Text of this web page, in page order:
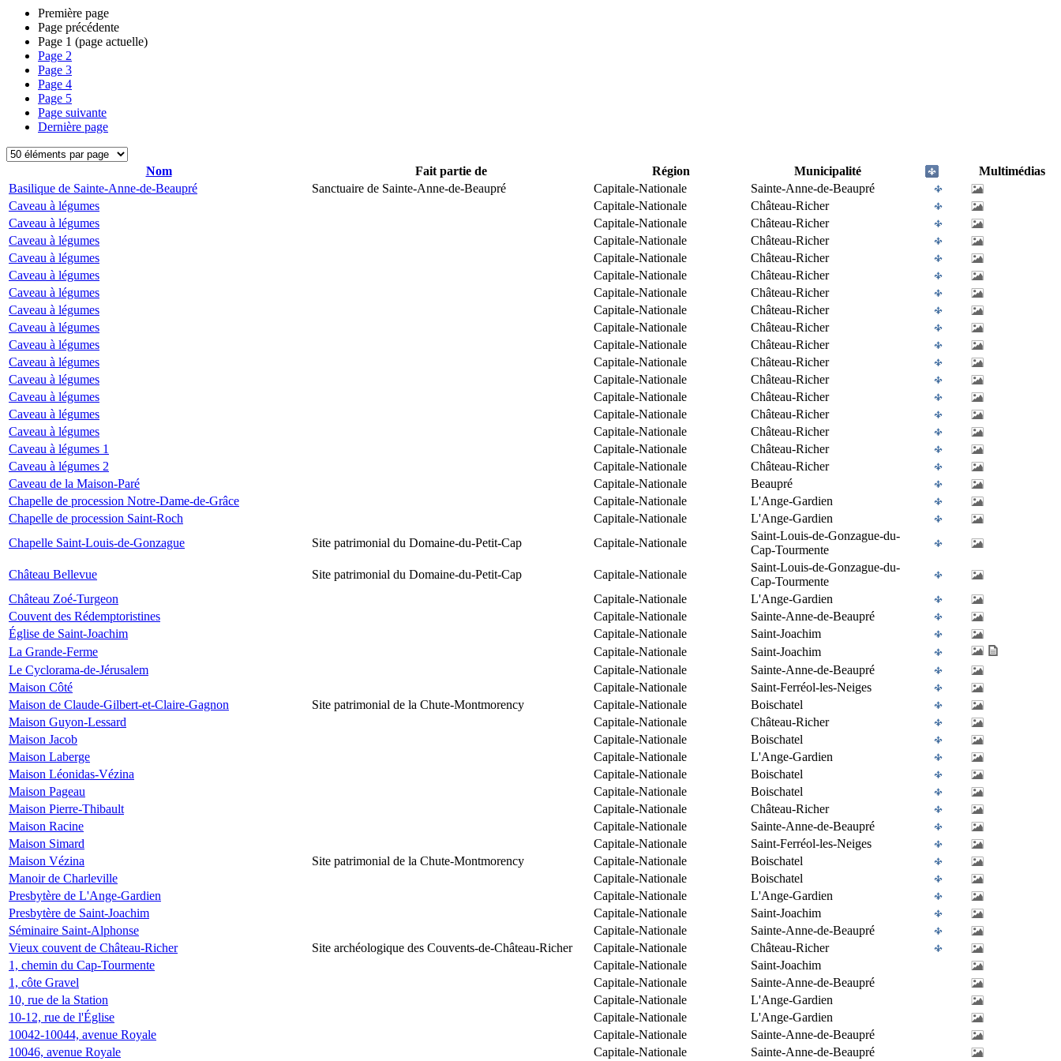
Première page
Page précédente
Page 1 (page actuelle)
Page 2
Page 3
Page 4
Page 5
Page suivante
Dernière page
Nom Fait partie de Région Municipalité
Multimédias
Basilique de Sainte-Anne-de-Beaupré
Sanctuaire de Sainte-Anne-de-Beaupré Capitale-Nationale
Sainte-Anne-de-Beaupré
Caveau à légumes
Capitale-Nationale
Château-Richer
Caveau à légumes
Capitale-Nationale
Château-Richer
Caveau à légumes
Capitale-Nationale
Château-Richer
Caveau à légumes
Capitale-Nationale
Château-Richer
Caveau à légumes
Capitale-Nationale
Château-Richer
Caveau à légumes
Capitale-Nationale
Château-Richer
Caveau à légumes
Capitale-Nationale
Château-Richer
Caveau à légumes
Capitale-Nationale
Château-Richer
Caveau à légumes
Capitale-Nationale
Château-Richer
Caveau à légumes
Capitale-Nationale
Château-Richer
Caveau à légumes
Capitale-Nationale
Château-Richer
Caveau à légumes
Capitale-Nationale
Château-Richer
Caveau à légumes
Capitale-Nationale
Château-Richer
Caveau à légumes
Capitale-Nationale
Château-Richer
Caveau à légumes 1
Capitale-Nationale
Château-Richer
Caveau à légumes 2
Capitale-Nationale
Château-Richer
Caveau de la Maison-Paré
Capitale-Nationale
Beaupré
Chapelle de procession Notre-Dame-de-Grâce
Capitale-Nationale
L'Ange-Gardien
Chapelle de procession Saint-Roch
Capitale-Nationale
L'Ange-Gardien
Chapelle Saint-Louis-de-Gonzague
Site patrimonial du Domaine-du-Petit-Cap Capitale-Nationale
Saint-Louis-de-Gonzague-du-
Cap-Tourmente
Château Bellevue
Site patrimonial du Domaine-du-Petit-Cap Capitale-Nationale
Saint-Louis-de-Gonzague-du-
Cap-Tourmente
Château Zoé-Turgeon
Capitale-Nationale
L'Ange-Gardien
Couvent des Rédemptoristines
Capitale-Nationale
Sainte-Anne-de-Beaupré
Église de Saint-Joachim
Capitale-Nationale
Saint-Joachim
La Grande-Ferme
Capitale-Nationale
Saint-Joachim
Le Cyclorama-de-Jérusalem
Capitale-Nationale
Sainte-Anne-de-Beaupré
Maison Côté
Capitale-Nationale
Saint-Ferréol-les-Neiges
Maison de Claude-Gilbert-et-Claire-Gagnon
Site patrimonial de la Chute-Montmorency Capitale-Nationale
Boischatel
Maison Guyon-Lessard
Capitale-Nationale
Château-Richer
Maison Jacob
Capitale-Nationale
Boischatel
Maison Laberge
Capitale-Nationale
L'Ange-Gardien
Maison Léonidas-Vézina
Capitale-Nationale
Boischatel
Maison Pageau
Capitale-Nationale
Boischatel
Maison Pierre-Thibault
Capitale-Nationale
Château-Richer
Maison Racine
Capitale-Nationale
Sainte-Anne-de-Beaupré
Maison Simard
Capitale-Nationale
Saint-Ferréol-les-Neiges
Maison Vézina
Site patrimonial de la Chute-Montmorency Capitale-Nationale
Boischatel
Manoir de Charleville
Capitale-Nationale
Boischatel
Presbytère de L'Ange-Gardien
Capitale-Nationale
L'Ange-Gardien
Presbytère de Saint-Joachim
Capitale-Nationale
Saint-Joachim
Séminaire Saint-Alphonse
Capitale-Nationale
Sainte-Anne-de-Beaupré
Vieux couvent de Château-Richer
Site archéologique des Couvents-de-Château-Richer Capitale-Nationale
Château-Richer
1, chemin du Cap-Tourmente
Capitale-Nationale
Saint-Joachim
1, côte Gravel
Capitale-Nationale
Sainte-Anne-de-Beaupré
10, rue de la Station
Capitale-Nationale
L'Ange-Gardien
10-12, rue de l'Église
Capitale-Nationale
L'Ange-Gardien
10042-10044, avenue Royale
Capitale-Nationale
Sainte-Anne-de-Beaupré
10046, avenue Royale
Capitale-Nationale Sainte-Anne-de-Beaupré